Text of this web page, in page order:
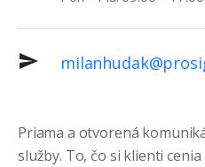
Priama a otvorená
služby. To, čo si klienti